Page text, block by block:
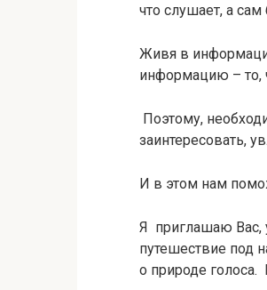
что слушает, а
Живя в
информацию – то,
Поэтому,
заинтересовать,
И в этом нам
Я приглашаю Вас,
путешествие под
о природе